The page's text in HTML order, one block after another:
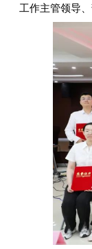
工作主管领导